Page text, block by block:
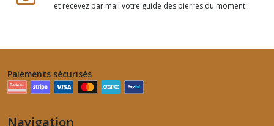
et recevez par mail votre guide des pierres du moment
Paiements sécurisés
Navigation